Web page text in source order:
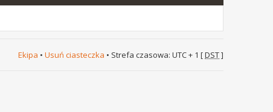
Ekipa • Usuń ciasteczka • Strefa czasowa: UTC + 1 [DST]